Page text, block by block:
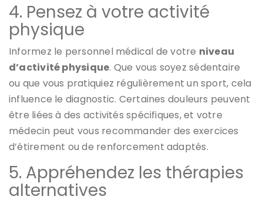
4. Pensez à votre activité
physique
Informez le personnel médical de votre niveau
d’activité physique. Que vous soyez sédentaire
ou que vous pratiquiez régulièrement un sport, cela
influence le diagnostic. Certaines douleurs peuvent
être liées à des activités spécifiques, et votre
médecin peut vous recommander des exercices
d’étirement ou de renforcement adaptés.
5. Appréhendez les thérapies
alternatives